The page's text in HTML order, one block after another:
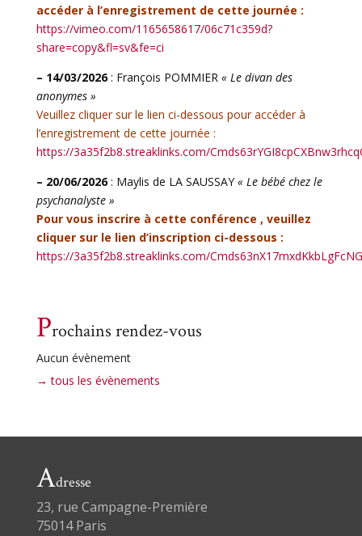
accéder à l’enregistrement de cette journée :
https://vimeo.com/1165658617/06c71c359d?
share=copy&fl=sv&fe=ci
– 14/03/2026: François POMMIER « Le divan des
anonymes »
Veuillez cliquer sur le lien ci-dessous pour accéder à
l’enregistrement de cette journée :
https://3a35f2b8.streaklinks.com/
– 20/06/2026: Maylis de LA SAUSSAY« Le bébé chez le
psychanalyste »
Pour vous inscrire à cette conférence , veuillez
cliquer sur le lien d’inscription ci-dessous :
https://3a35f2b8.streaklinks.com/
Prochains rendez-vous
Aucun évènement
→ tous les évènements
Adresse
23, rue Campagne-Première
75014 Paris